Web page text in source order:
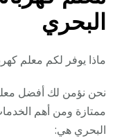
البحري
ماذا يوفر لكم معلم
نحن نؤمن لك أفضل
ممتازة ومن أهم
البحري هي: